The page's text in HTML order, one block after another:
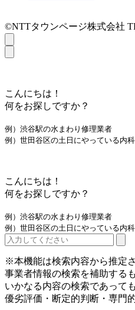
©NTTタウンページ株式会社
こんにちは！
何をお探しですか？
例）渋谷駅の水まわり修理業者
例）世田谷区の土日にやっている内科
こんにちは！
何をお探しですか？
例）渋谷駅の水まわり修理業者
例）世田谷区の土日にやっている内科
※本機能は検索内容から推定
事業者情報の検索を補助する
いかなる内容の検索であって
優劣評価・断定的判断・専門